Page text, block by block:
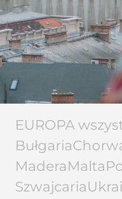
EUROPA
Bułgaria
MaderaMalta
Szwajcaria